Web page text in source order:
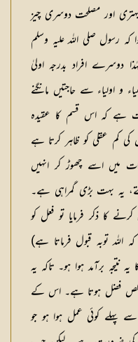
اور مصلحت دوسری چیز
رسول صلی اللہ علیہ وسلم
دوسرے افراد بدرجہ اولیٰ
اولیاء سے حاجتیں مانگنے
ہے کہ اس قسم کا عقیدہ
کم عقلی کو ظاہر کرتا ہے
میں اسے چھوڑ کر انہیں
یہ بہت بڑی گمراہی ہے۔
کا ذکر فرمایا تو فعل کو
اللہ توبہ قبول فرماتا ہے)
برآمد ہوا ہو۔ تاکہ یہ
خالص فضل ہوتا ہے۔ اس کے
کوئی عمل ہوا ہو جو